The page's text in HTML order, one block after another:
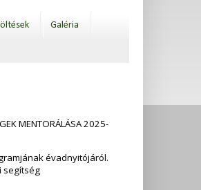
Galéria
MENTORÁLÁSA 2025-
évadnyitójáról.
segítség